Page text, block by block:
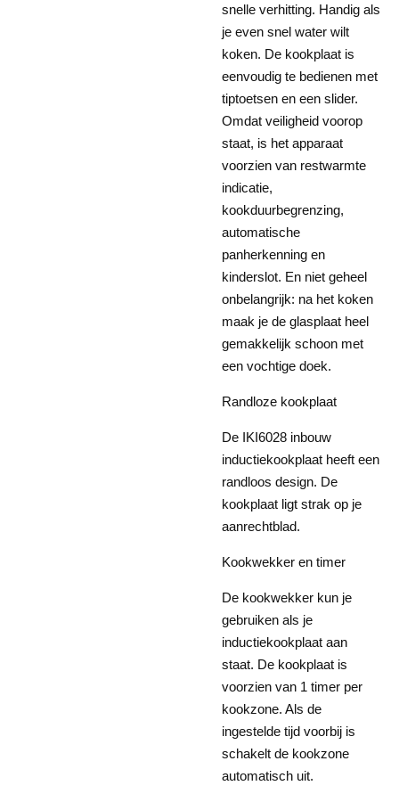
snelle verhitting. Handig als
je even snel water wilt
koken. De kookplaat is
eenvoudig te bedienen met
tiptoetsen en een slider.
Omdat veiligheid voorop
staat, is het apparaat
voorzien van restwarmte
indicatie,
kookduurbegrenzing,
automatische
panherkenning en
kinderslot. En niet geheel
onbelangrijk: na het koken
maak je de glasplaat heel
gemakkelijk schoon met
een vochtige doek.
Randloze kookplaat
De IKI6028 inbouw
inductiekookplaat heeft een
randloos design. De
kookplaat ligt strak op je
aanrechtblad.
Kookwekker en timer
De kookwekker kun je
gebruiken als je
inductiekookplaat aan
staat. De kookplaat is
voorzien van 1 timer per
kookzone. Als de
ingestelde tijd voorbij is
schakelt de kookzone
automatisch uit.